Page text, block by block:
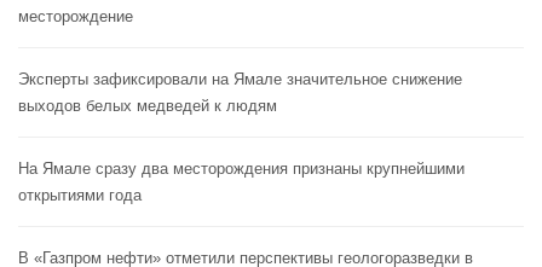
месторождение
Эксперты зафиксировали на Ямале значительное снижение
выходов белых медведей к людям
На Ямале сразу два месторождения признаны крупнейшими
открытиями года
В «Газпром нефти» отметили перспективы геологоразведки в